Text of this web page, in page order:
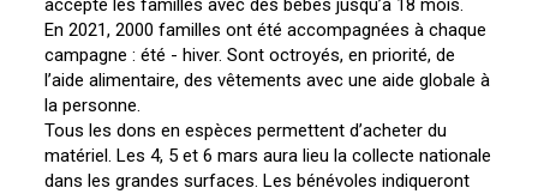
accepte les familles avec des bébés jusqu’à 18 mois.
En 2021, 2000 familles ont été accompagnées à chaque
campagne : été - hiver. Sont octroyés, en priorité, de
l’aide alimentaire, des vêtements avec une aide globale à
la personne.
Tous les dons en espèces permettent d’acheter du
matériel. Les 4, 5 et 6 mars aura lieu la collecte nationale
dans les grandes surfaces. Les bénévoles indiqueront